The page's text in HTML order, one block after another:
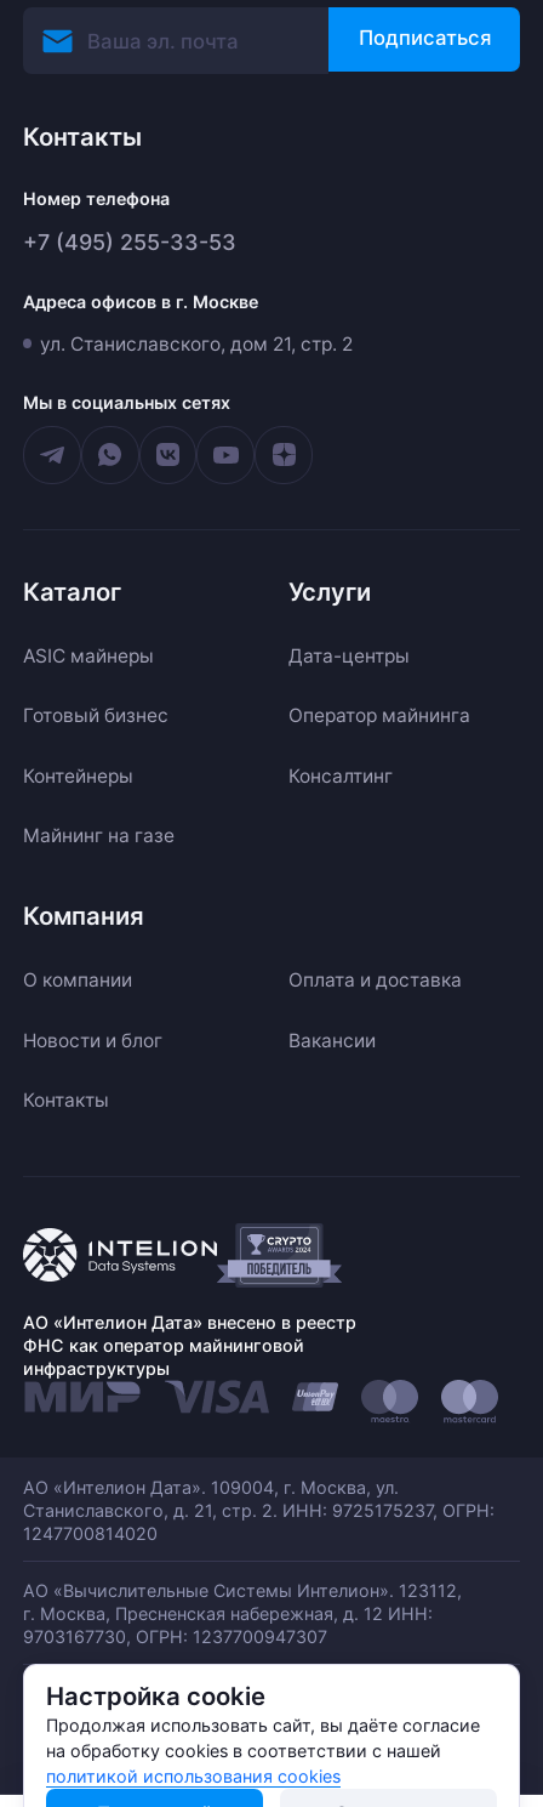
Настройка cookie
Продолжая использовать сайт, вы даёте согласие
на обработку cookies в соответствии с нашей
политикой использования cookies
Подписаться
Контакты
Номер телефона
+7 (495) 255-33-53
Адреса офисов в г. Москве
ул. Станиславского, дом 21, стр. 2
Мы в социальных сетях
Каталог
ASIC майнеры
Готовый бизнес
Контейнеры
Майнинг на газе
Услуги
Дата-центры
Оператор майнинга
Консалтинг
Компания
О компании Оплата и доставка
Новости и блог Вакансии
Контакты
АО «Интелион Дата» внесено в реестр
ФНС как оператор майнинговой
инфраструктуры
АО «Интелион Дата». 109004, г. Москва, ул.
Станиславского, д. 21, стр. 2. ИНН: 9725175237, ОГРН:
1247700814020
АО «Вычислительные Системы Интелион». 123112,
г. Москва, Пресненская набережная, д. 12 ИНН:
9703167730, ОГРН: 1237700947307
© АО «ИНТЕЛИОН ДАТА» 2026
Политика обработки ПДн
Политика конфиденциальности
Политика использования куки